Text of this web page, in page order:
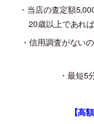
・当店の査定額
20歳以上であれ
・信用調査がない
・最短5
【高